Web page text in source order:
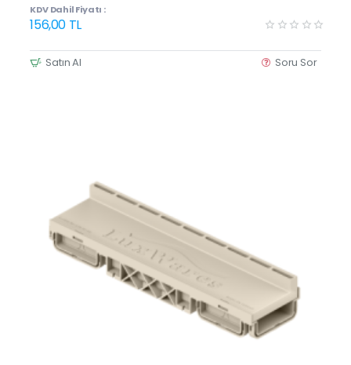
KDV Dahil Fiyatı :
156,00 TL
Satın Al Soru Sor